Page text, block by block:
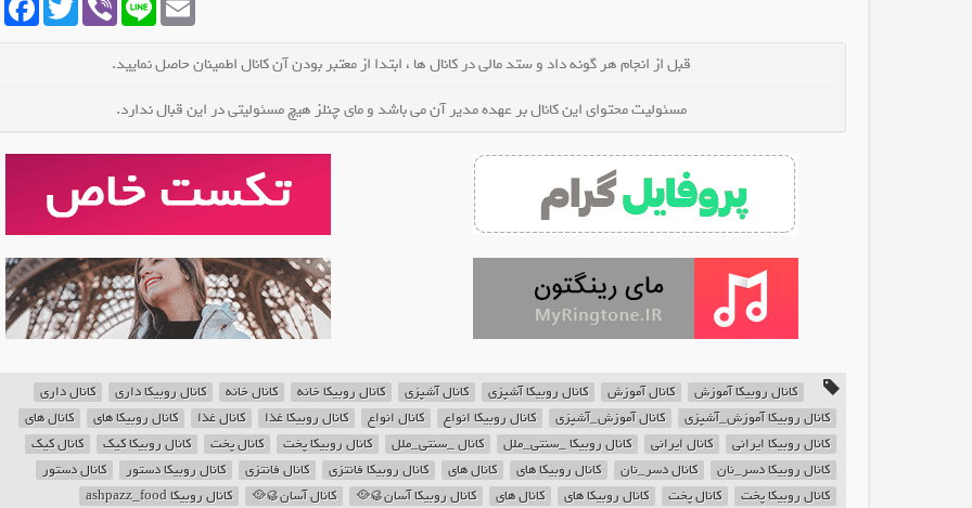
قبل از انجام هر گونه داد و ستد مالی در کانال ها ، ابتدا از معتبر بودن آن کانال اطمینان حاصل نمایید.
مسئولیت محتوای این کانال بر عهده مدیر آن می باشد و مای چنلز هیچ مسئولیتی در این قبال ندارد.
کانال روبیکا آموزش کانال آموزش کانال روبیکا آشپزی کانال آشپزی کانال روبیکا خانه کانال خانه کانال روبیکا داری
کانال داری
کانال روبیکا آموزش_آشپزی
کانال آموزش_آشپزی کانال روبیکا انواع کانال انواع کانال روبیکا غذا کانال غذا کانال روبیکا های
کانال های
کانال روبیکا ایرانی
کانال ایرانی کانال روبیکا _سنتی_ملل کانال _سنتی_ملل کانال روبیکا پخت کانال پخت کانال روبیکا کیک
کانال کیک
کانال روبیکا دسر_نان
کانال دسر_نان کانال روبیکا های کانال های کانال روبیکا فانتزی کانال فانتزی کانال روبیکا دستور
کانال دستور
کانال روبیکا پخت
کانال پخت کانال روبیکا های کانال های کانال روبیکا آسان🥮🥘 کانال آسان🥮🥘
کانال روبیکا ashpazz_food